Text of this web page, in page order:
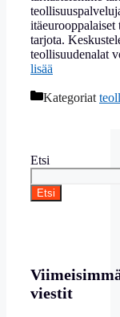
tarjota.
teollisuudenalat
lisää
Kategoriat
Etsi
Etsi
viestit